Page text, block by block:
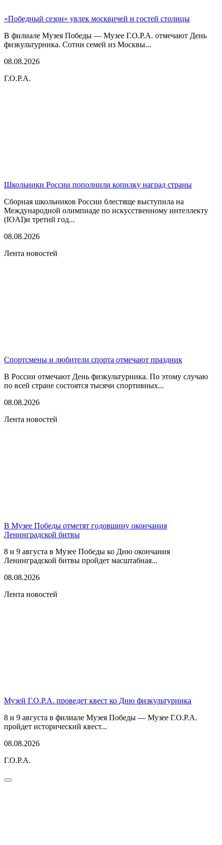
«Победный сезон» увлек москвичей и гостей столицы
В филиале Музея Победы — Музее Г.О.Р.А. отмечают День
физкультурника. Сотни семей из Москвы...
08.08.2026
Г.О.Р.А.
Школьники России пополнили копилку наград страны
Сборная школьников России блестяще выступила на
Международной олимпиаде по искусственному интеллекту
(IOAI)и третий год...
08.08.2026
Лента новостей
Спортсмены и любители спорта отмечают праздник
В России отмечают День физкультурника. По этому случаю
по всей стране состоятся тысячи спортивных...
08.08.2026
Лента новостей
В Музее Победы отметят годовщину окончания
Ленинградской битвы
8 и 9 августа в Музее Победы ко Дню окончания
Ленинградской битвы пройдет масштабная...
08.08.2026
Лента новостей
Музей Г.О.Р.А. проведет квест ко Дню физкультурника
8 и 9 августа в филиале Музея Победы — Музее Г.О.Р.А.
пройдет исторический квест...
08.08.2026
Г.О.Р.А.